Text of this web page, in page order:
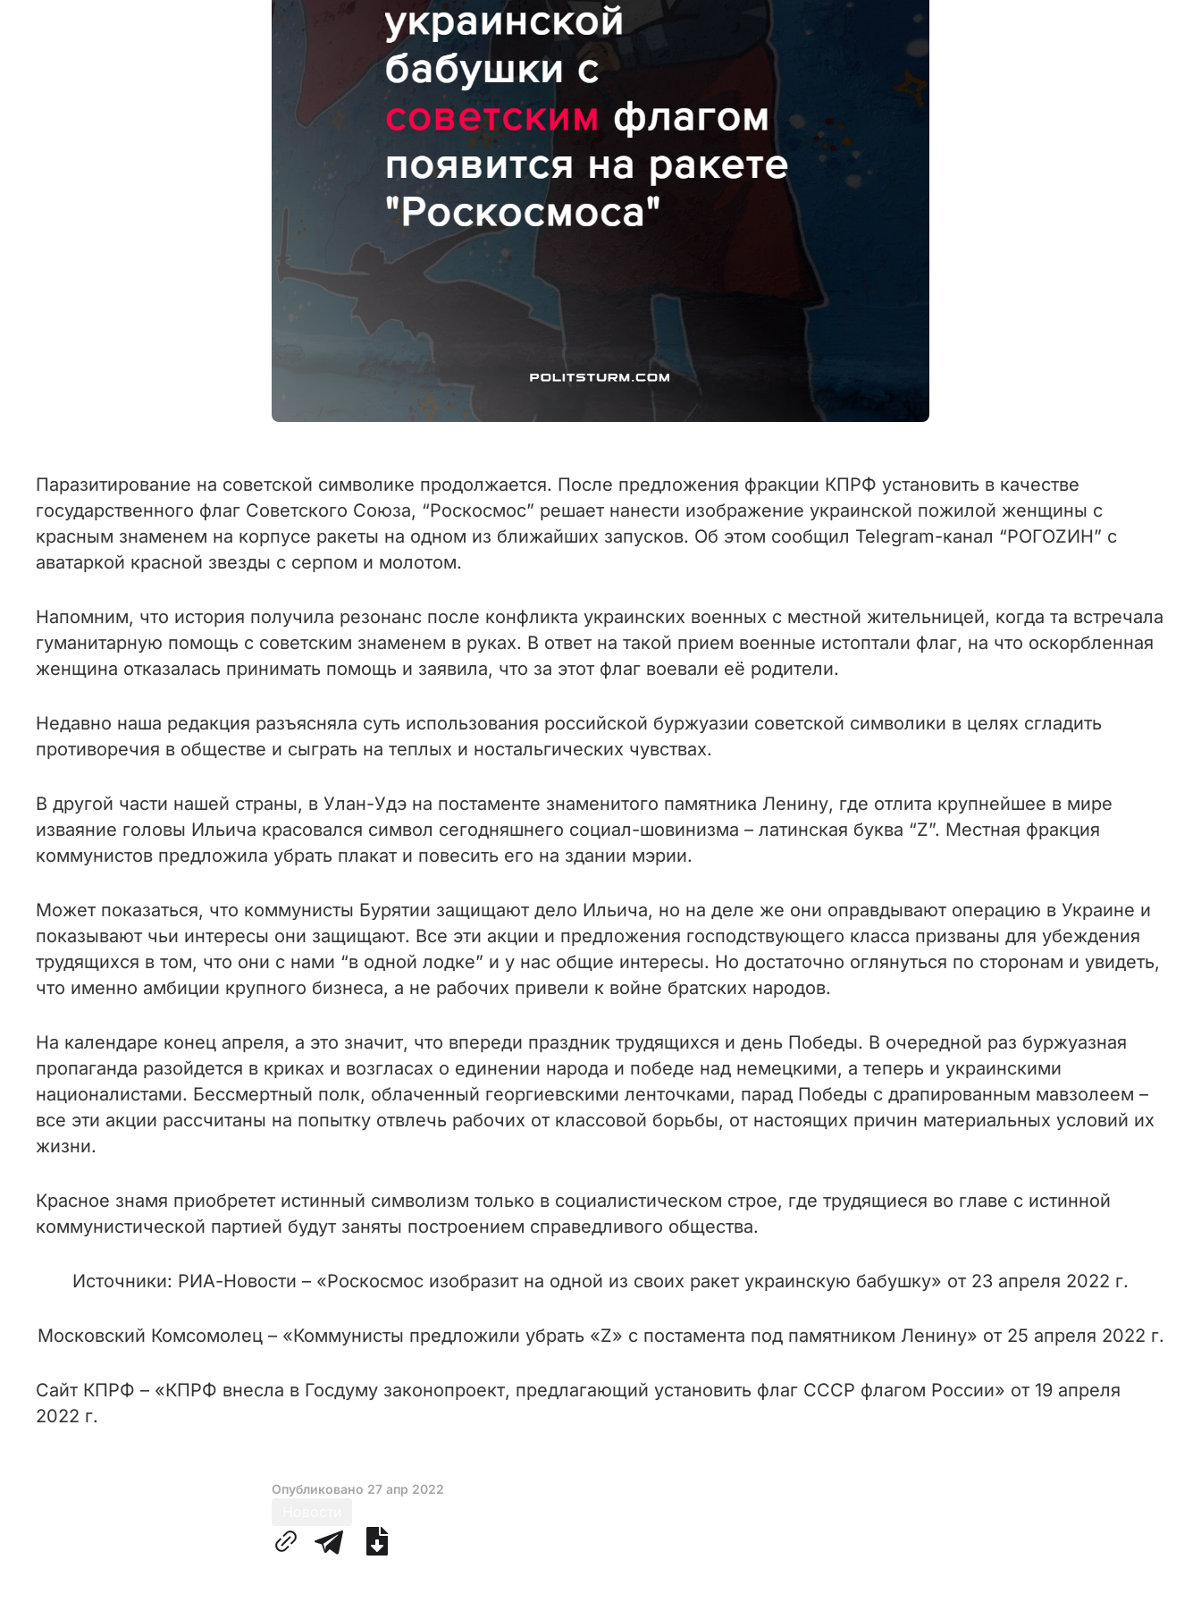
Паразитирование на советской символике продолжается. После предложения фракции КПРФ установить в качестве
государственного флаг Советского Союза, “Роскосмос” решает нанести изображение украинской пожилой женщины с
красным знаменем на корпусе ракеты на одном из ближайших запусков. Об этом сообщил Telegram-канал “РОГОZИН” с
аватаркой красной звезды с серпом и молотом.
Напомним, что история получила резонанс после конфликта украинских военных с местной жительницей, когда та встречала
гуманитарную помощь с советским знаменем в руках. В ответ на такой прием военные истоптали флаг, на что оскорбленная
женщина отказалась принимать помощь и заявила, что за этот флаг воевали её родители.
Недавно наша редакция разъясняла суть использования российской буржуазии советской символики в целях сгладить
противоречия в обществе и сыграть на теплых и ностальгических чувствах.
В другой части нашей страны, в Улан-Удэ на постаменте знаменитого памятника Ленину, где отлита крупнейшее в мире
изваяние головы Ильича красовался символ сегодняшнего социал-шовинизма – латинская буква “Z”. Местная фракция
коммунистов предложила убрать плакат и повесить его на здании мэрии.
Может показаться, что коммунисты Бурятии защищают дело Ильича, но на деле же они оправдывают операцию в Украине и
показывают чьи интересы они защищают. Все эти акции и предложения господствующего класса призваны для убеждения
трудящихся в том, что они с нами “в одной лодке” и у нас общие интересы. Но достаточно оглянуться по сторонам и увидеть,
что именно амбиции крупного бизнеса, а не рабочих привели к войне братских народов.
На календаре конец апреля, а это значит, что впереди праздник трудящихся и день Победы. В очередной раз буржуазная
пропаганда разойдется в криках и возгласах о единении народа и победе над немецкими, а теперь и украинскими
националистами. Бессмертный полк, облаченный георгиевскими ленточками, парад Победы с драпированным мавзолеем –
все эти акции рассчитаны на попытку отвлечь рабочих от классовой борьбы, от настоящих причин материальных условий их
жизни.
Красное знамя приобретет истинный символизм только в социалистическом строе, где трудящиеся во главе с истинной
коммунистической партией будут заняты построением справедливого общества.
Источники: РИА-Новости – «Роскосмос изобразит на одной из своих ракет украинскую бабушку» от 23 апреля 2022 г.
Московский Комсомолец – «Коммунисты предложили убрать «Z» с постамента под памятником Ленину» от 25 апреля 2022 г.
Сайт КПРФ – «КПРФ внесла в Госдуму законопроект, предлагающий установить флаг СССР флагом России» от 19 апреля
2022 г.
Опубликовано 27 апр 2022